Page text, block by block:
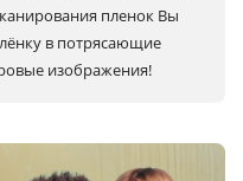
пленок Вы
в потрясающие
изображения!